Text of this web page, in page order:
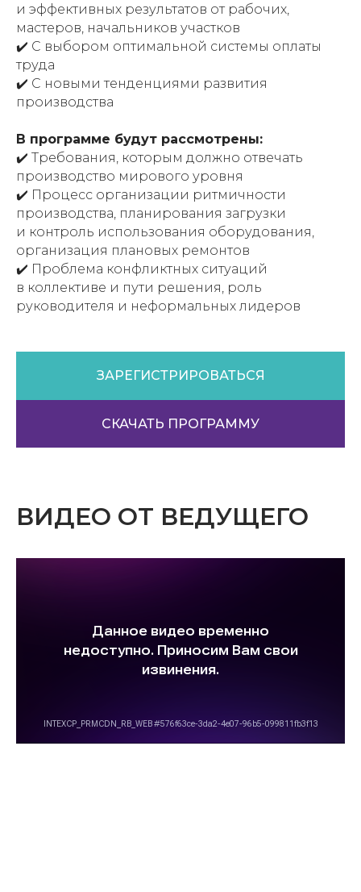
и эффективных результатов от рабочих,
мастеров, начальников участков
✔️ С выбором оптимальной системы оплаты
труда
✔️ С новыми тенденциями развития
производства
В программе будут рассмотрены:
✔️ Требования, которым должно отвечать
производство мирового уровня
✔️ Процесс организации ритмичности
производства, планирования загрузки
и контроль использования оборудования,
организация плановых ремонтов
✔️ Проблема конфликтных ситуаций
в коллективе и пути решения, роль
руководителя и неформальных лидеров
ЗАРЕГИСТРИРОВАТЬСЯ
СКАЧАТЬ ПРОГРАММУ
ВИДЕО ОТ ВЕДУЩЕГО